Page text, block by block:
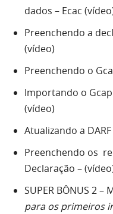
dados – Ecac
Preenchendo a
(vídeo)
Preenchendo o
Importando o
(vídeo)
Atualizando a
Preenchendo os
Declaração –
SUPER BÔNUS 2
para os primeiros